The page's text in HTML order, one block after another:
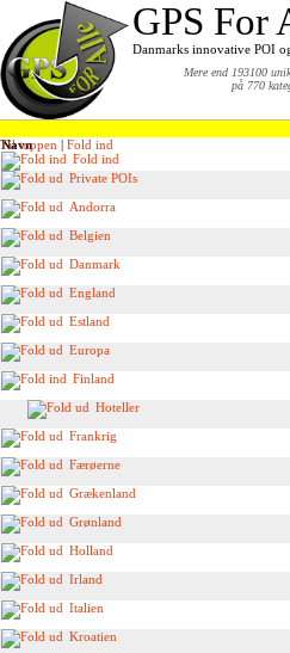
Mere end 193100
på 770
GPS For
Danmarks innovative POI
Til toppen | Fold ind
Navn
Fold ind
Private POIs
Andorra
Belgien
Danmark
England
Estland
Europa
Finland
Hoteller
Frankrig
Færøerne
Grækenland
Grønland
Holland
Irland
Italien
Kroatien